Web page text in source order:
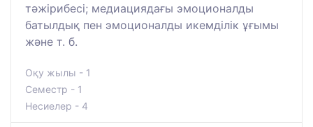
тәжірибесі; медиациядағы эмоционалды
батылдық пен эмоционалды икемділік ұғымы
және т. б.
Оқу жылы - 1
Семестр - 1
Несиелер - 4